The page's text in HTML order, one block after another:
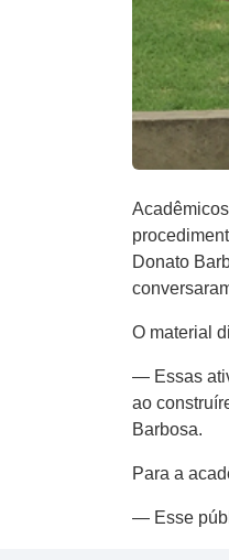
Donato
O material
— Essas
ao
Barbosa.
Para a
— Esse